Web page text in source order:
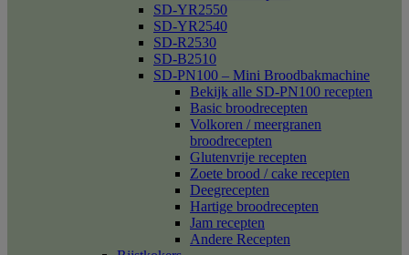
SD-YR2550
SD-YR2540
SD-R2530
SD-B2510
SD-PN100 – Mini Broodbakmachine
Bekijk alle SD-PN100 recepten
Basic broodrecepten
Volkoren / meergranen
broodrecepten
Glutenvrije recepten
Zoete brood / cake recepten
Deegrecepten
Hartige broodrecepten
Jam recepten
Andere Recepten